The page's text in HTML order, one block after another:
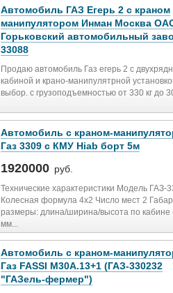
Автомобиль ГАЗ Егерь 2 с краном
манипулятором Инман Москва
Горьковский автомобильный
33088
Продаю автомобиль Газ егерь 2 с
кабиной и крано-манипулятрной
выбор. с грузоподъемностью от 330 кг до
Автомобиль с краном-
Газ 3309 с КМУ Hiab борт 5м
1920000 руб.
Технические характеристики Модель ГАЗ-
Колесная формула 4х2 Число мест 2
размеры: длина/ширина/высота по кабине
мм...
Автомобиль с краном-
Газ FASSI M30A.13+1 (ГАЗ-330232
"ГАЗель-фермер")